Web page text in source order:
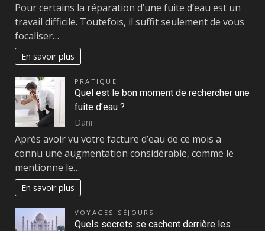
Pour certains la réparation d’une fuite d’eau est un
travail difficile. Toutefois, il suffit seulement de vous
focaliser…
En savoir plus
PRATIQUE
Quel est le bon moment de rechercher une
fuite d’eau ?
Dani
Après avoir vu votre facture d’eau de ce mois a
connu une augmentation considérable, comme le
mentionne le…
En savoir plus
VOYAGES SÉJOURS
Quels secrets se cachent derrière les